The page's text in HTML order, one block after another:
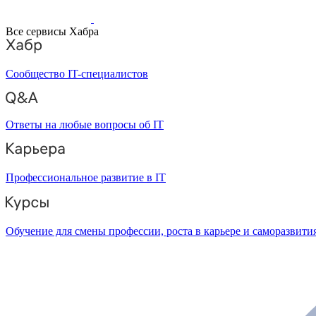
Все сервисы Хабра
Сообщество IT-специалистов
Ответы на любые вопросы об IT
Профессиональное развитие в IT
Обучение для смены профессии, роста в карьере и